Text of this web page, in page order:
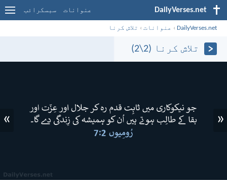
DailyVerses.net عنوانات سبسکرائب
DailyVerses.net
› عنوانات › تلاش کرنا
تلاش کرنا (2\2)
«
»